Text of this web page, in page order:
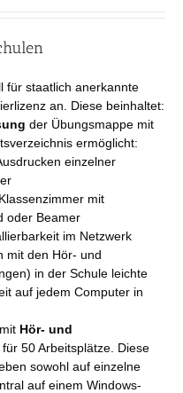
für staatlich anerkannte
an. Diese beinhaltet:
der Übungsmappe mit
ermöglicht:
einzelner
mit
oder Beamer
im Netzwerk
mit den Hör- und
in der Schule leichte
auf jedem Computer in
Hör- und
für 50 Arbeitsplätze. Diese
sowohl auf einzelne
auf einem Windows-